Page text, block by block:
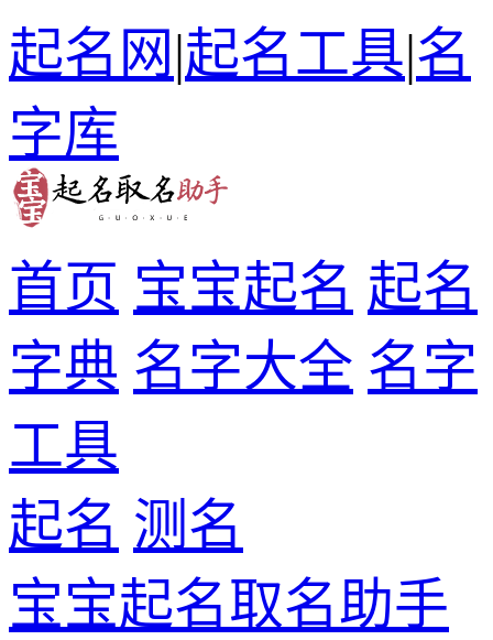
起名网|起名工具|名
字库
首页 宝宝起名 起名
字典 名字大全 名字
工具
起名 测名
宝宝起名取名助手